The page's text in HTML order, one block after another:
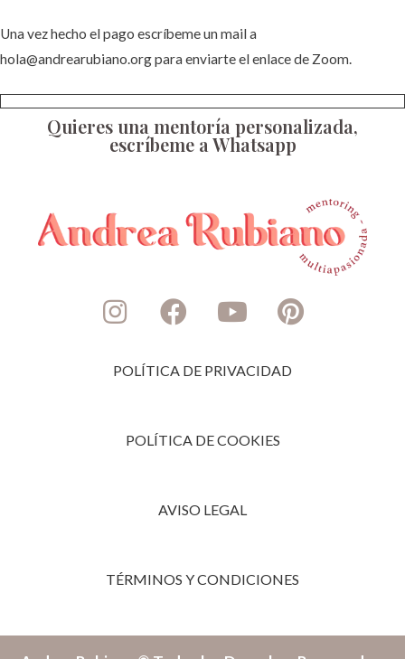
Una vez hecho el pago escríbeme un mail a
hola@andrearubiano.org para enviarte el enlace de Zoom.
Quieres una mentoría personalizada,
escríbeme a Whatsapp
POLÍTICA DE PRIVACIDAD
POLÍTICA DE COOKIES
AVISO LEGAL
TÉRMINOS Y CONDICIONES